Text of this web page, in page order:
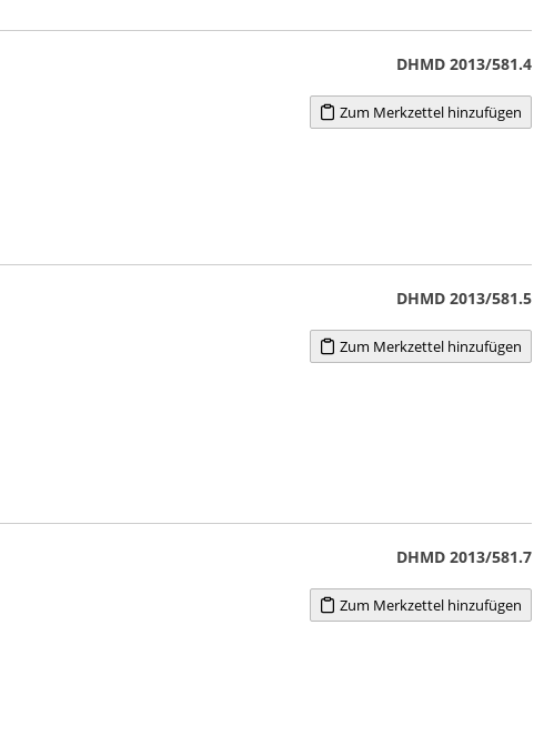
DHMD 2013/581.4
Zum Merkzettel hinzufügen
DHMD 2013/581.5
Zum Merkzettel hinzufügen
DHMD 2013/581.7
Zum Merkzettel hinzufügen